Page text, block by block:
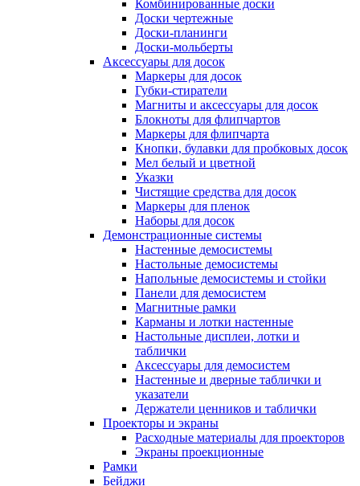
Комбинированные доски
Доски чертежные
Доски-планинги
Доски-мольберты
Аксессуары для досок
Маркеры для досок
Губки-стиратели
Магниты и аксессуары для досок
Блокноты для флипчартов
Маркеры для флипчарта
Кнопки, булавки для пробковых досок
Мел белый и цветной
Указки
Чистящие средства для досок
Маркеры для пленок
Наборы для досок
Демонстрационные системы
Настенные демосистемы
Настольные демосистемы
Напольные демосистемы и стойки
Панели для демосистем
Магнитные рамки
Карманы и лотки настенные
Настольные дисплеи, лотки и
таблички
Аксессуары для демосистем
Настенные и дверные таблички и
указатели
Держатели ценников и таблички
Проекторы и экраны
Расходные материалы для проекторов
Экраны проекционные
Рамки
Бейджи